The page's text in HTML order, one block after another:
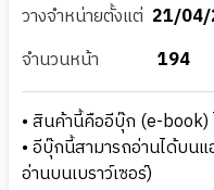
วางจำหน่ายตั้งแต่ 21/04/
จำนวนหน้า
194
• สินค้านี้คืออีบุ๊ก (e-book)
• อีบุ๊กนี้สามารถอ่านได้บน
อ่านบนเบราว์เซอร์)